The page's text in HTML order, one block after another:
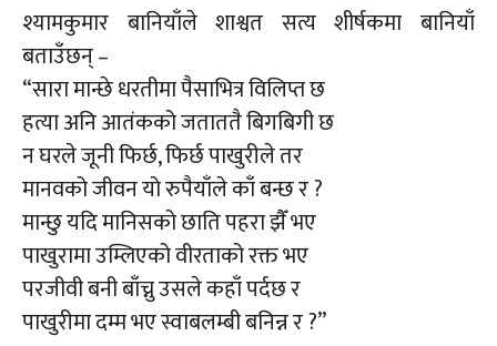
श्यामकुमार बानियाँले शाश्वत सत्य शीर्षकमा बानियाँ
बताउँछन् –
“सारा मान्छे धरतीमा पैसाभित्र विलिप्त छ
हत्या अनि आतंकको जताततै बिगबिगी छ
न घरले जूनी फिर्छ, फिर्छ पाखुरीले तर
मानवको जीवन यो रुपैयाँले काँ बन्छ र ?
मान्छु यदि मानिसको छाति पहरा झैँ भए
पाखुरामा उम्लिएको वीरताको रक्त भए
परजीवी बनी बाँच्नु उसले कहाँ पर्दछ र
पाखुरीमा दम्म भए स्वाबलम्बी बनिन्न र ?”